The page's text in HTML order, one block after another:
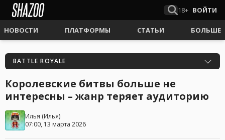
18+ ВОЙТИ
НОВОСТИ ПЛАТФОРМЫ СТАТЬИ БОЛЬШЕ
BATTLE ROYALE
Королевские битвы больше не
интересны – жанр теряет аудиторию
Илья (Илья)
07:00, 13 марта 2026